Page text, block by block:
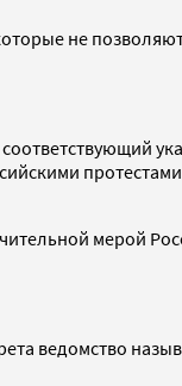
не
соответствующий
мерой
ведомство